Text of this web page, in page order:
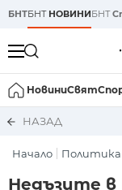
БНТБНТ НОВИНИБНТ
НовиниСвят
НАЗАД
Начало Политика
Недъзите